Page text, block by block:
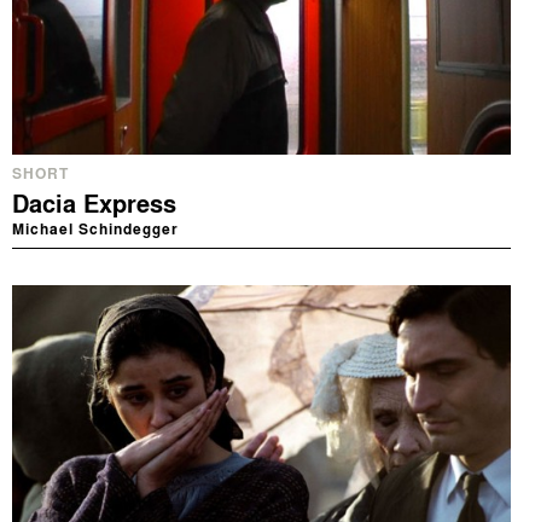
SHORT
Dacia Express
Michael Schindegger